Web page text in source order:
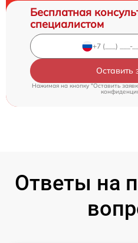
Бесплатная
специалистом
Оставить
Нажимая на кнопку "Оставить
Ответы на